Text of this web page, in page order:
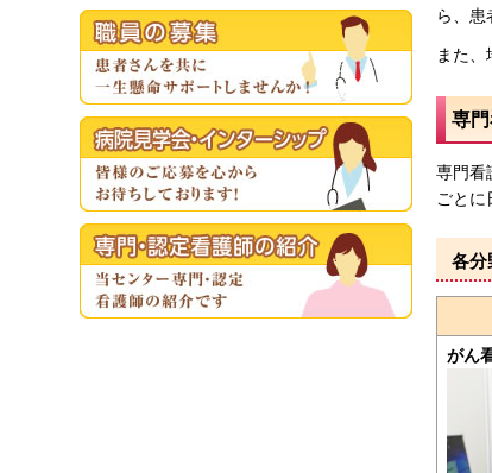
ら、患
また
専
専門看
ごとに
各分
がん